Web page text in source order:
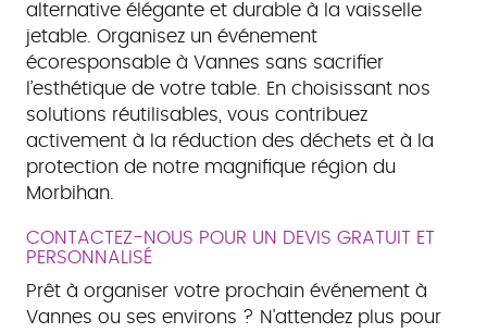
alternative élégante et durable à la vaisselle
jetable. Organisez un événement
écoresponsable à Vannes sans sacrifier
l’esthétique de votre table. En choisissant nos
solutions réutilisables, vous contribuez
activement à la réduction des déchets et à la
protection de notre magnifique région du
Morbihan.
CONTACTEZ-NOUS POUR UN DEVIS GRATUIT ET
PERSONNALISÉ
Prêt à organiser votre prochain événement à
Vannes ou ses environs ? N'attendez plus pour